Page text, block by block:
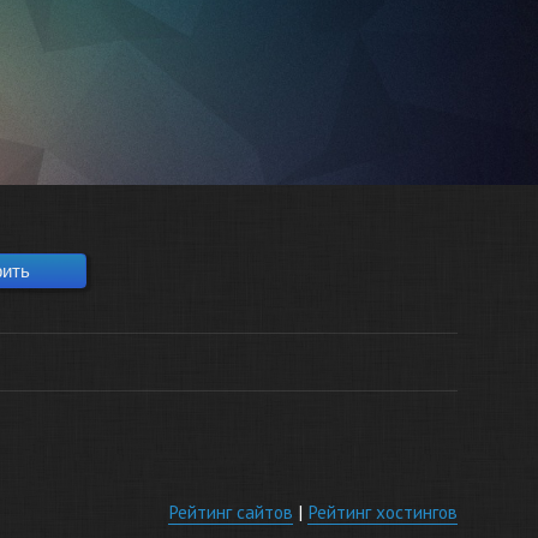
Рейтинг сайтов | Рейтинг хостингов